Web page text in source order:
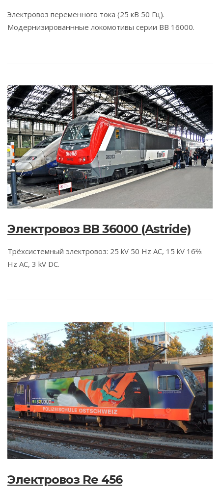
Электровоз переменного тока (25 кВ 50 Гц).
Модернизированнные локомотивы серии BB 16000.
Электровоз BB 36000 (Astride)
Трёхсистемный электровоз: 25 kV 50 Hz AC, 15 kV 16⅔
Hz AC, 3 kV DC.
Электровоз Re 456